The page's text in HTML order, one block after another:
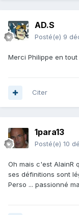
AD.S
Posté(e) 9
Merci Philippe en
Citer
1para13
Posté(e) 10
Oh mais c'est AlainR
ses définitions sont
Perso ... passionné